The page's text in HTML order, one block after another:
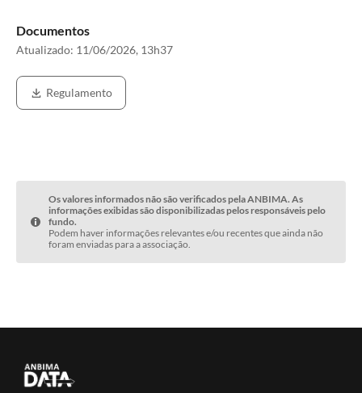
Documentos
Atualizado: 11/06/2026, 13h37
Regulamento
Os valores informados não são verificados pela ANBIMA. As
informações exibidas são disponibilizadas pelos responsáveis pelo
fundo.
Podem haver informações relevantes e/ou recentes que ainda não
foram enviadas para a associação.